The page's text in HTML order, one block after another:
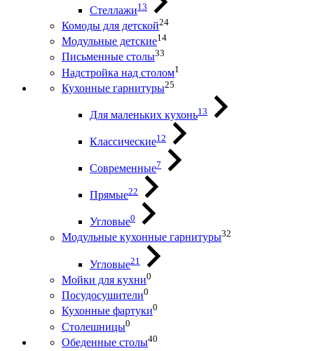
Стеллажи13
Комоды для детской24
Модульные детские14
Письменные столы33
Надстройка над столом1
Кухонные гарнитуры25
Для маленьких кухонь13
Классические12
Современные7
Прямые22
Угловые0
Модульные кухонные гарнитуры32
Угловые21
Мойки для кухни0
Посудосушители0
Кухонные фартуки0
Столешницы0
Обеденные столы40